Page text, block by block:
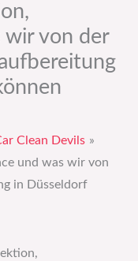
wir von der
Clean Devils
und was wir von
in Düsseldorf